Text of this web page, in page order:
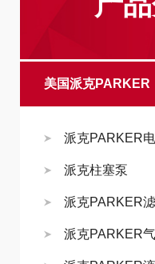
美国派克PARKER
派克PARKER
派克柱塞泵
派克PARKER
派克PARKER